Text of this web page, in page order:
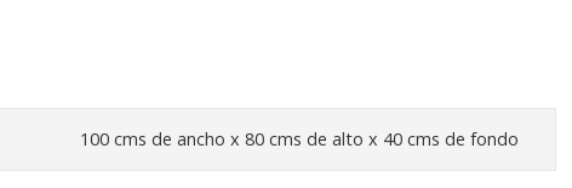
100 cms de ancho x 80 cms de alto x 40 cms de fondo